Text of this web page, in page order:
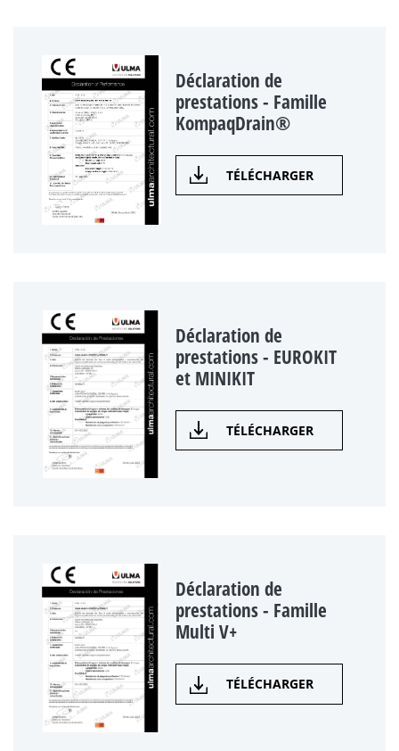
Déclaration de
prestations - Famille
KompaqDrain®
TÉLÉCHARGER
Déclaration de
prestations - EUROKIT
et MINIKIT
TÉLÉCHARGER
Déclaration de
prestations - Famille
Multi V+
TÉLÉCHARGER